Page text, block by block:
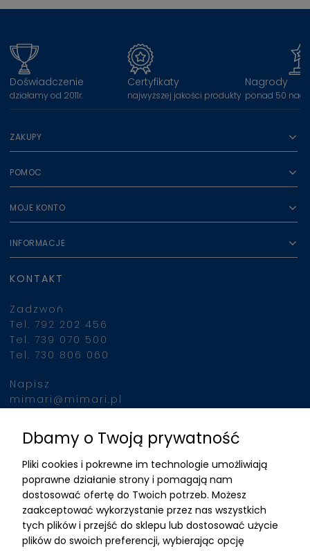
Doświadczenie
działamy od 2011r.
Certyfikaty
najwyższej jakości produkty
Nagrody
ponad 50
ZAKUPY
POMOC
MOJE KONTO
INFORMACJE
KONTAKT
Zadzwoń
Tel. 792 202 456
Tel. 739 070 500
Tel. 730 806 060
Napisz
mimari@mimari.pl
Znajdziesz nas
ADRES
MIMARI sp z o.o.
ul. Kurkowa 12
50-210 Wrocław
Dbamy o Twoją prywatność
Pliki cookies i pokrewne im technologie umożliwiają
poprawne działanie strony i pomagają nam
dostosować ofertę do Twoich potrzeb. Możesz
zaakceptować wykorzystanie przez nas wszystkich
tych plików i przejść do sklepu lub dostosować użycie
plików do swoich preferencji, wybierając opcję